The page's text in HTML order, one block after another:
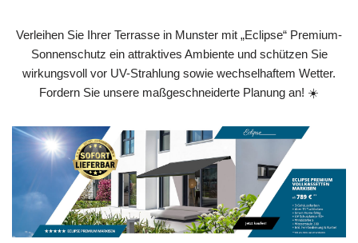
Verleihen Sie Ihrer Terrasse in Munster mit „Eclipse“ Premium-
Sonnenschutz ein attraktives Ambiente und schützen Sie
wirkungsvoll vor UV-Strahlung sowie wechselhaftem Wetter.
Fordern Sie unsere maßgeschneiderte Planung an! ☀️